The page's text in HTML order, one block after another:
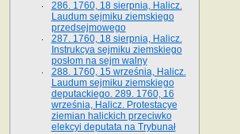
286. 1760, 18 sierpnia, Halicz.
Laudum sejmiku ziemskiego
przedsejmowego
287. 1760, 18 sierpnia, Halicz.
Instrukcya sejmiku ziemskiego
posłom na sejm walny
288. 1760, 15 września, Halicz.
Laudum sejmiku ziemskiego
deputackiego. 289. 1760, 16
września, Halicz. Protestacye
ziemian halickich przeciwko
elekcyi deputata na Trybunał